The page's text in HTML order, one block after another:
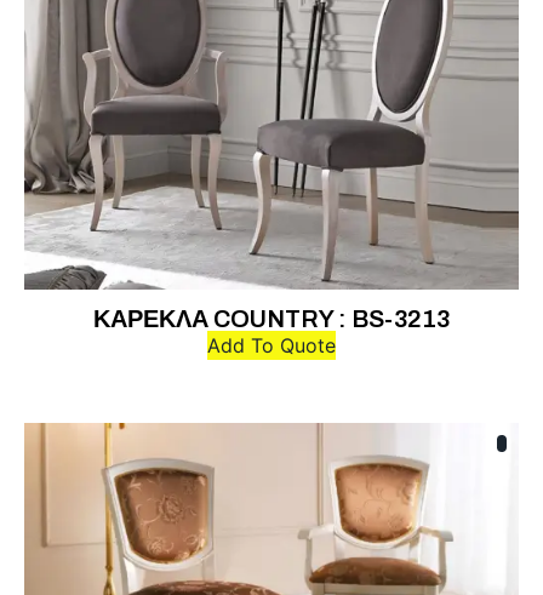
ΚΑΡΕΚΛΑ COUNTRY : BS-3213
Add To Quote